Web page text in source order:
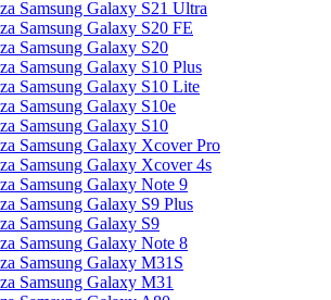
Samsung Galaxy S21 Ultra
Samsung Galaxy S20 FE
Samsung Galaxy S20
Samsung Galaxy S10 Plus
Samsung Galaxy S10 Lite
Samsung Galaxy S10e
Samsung Galaxy S10
Samsung Galaxy Xcover Pro
Samsung Galaxy Xcover 4s
Samsung Galaxy Note 9
Samsung Galaxy S9 Plus
Samsung Galaxy S9
Samsung Galaxy Note 8
Samsung Galaxy M31S
Samsung Galaxy M31